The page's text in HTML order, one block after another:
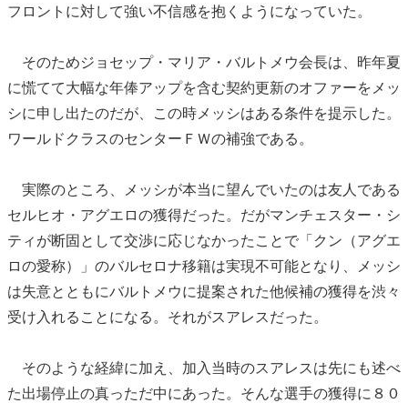
フロントに対して強い不信感を抱くようになっていた。
そのためジョセップ・マリア・バルトメウ会長は、昨年夏
に慌てて大幅な年俸アップを含む契約更新のオファーをメッ
シに申し出たのだが、この時メッシはある条件を提示した。
ワールドクラスのセンターＦＷの補強である。
実際のところ、メッシが本当に望んでいたのは友人である
セルヒオ・アグエロの獲得だった。だがマンチェスター・シ
ティが断固として交渉に応じなかったことで「クン（アグエ
ロの愛称）」のバルセロナ移籍は実現不可能となり、メッシ
は失意とともにバルトメウに提案された他候補の獲得を渋々
受け入れることになる。それがスアレスだった。
そのような経緯に加え、加入当時のスアレスは先にも述べ
た出場停止の真っただ中にあった。そんな選手の獲得に８０